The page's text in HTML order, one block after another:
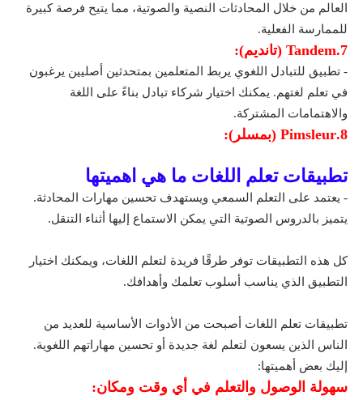
العالم من خلال المحادثات النصية والصوتية، مما يتيح فرصة كبيرة
للممارسة الفعلية.
7.Tandem (تانديم):
- تطبيق للتبادل اللغوي يربط المتعلمين بمتحدثين أصليين يرغبون
في تعلم لغتهم. يمكنك اختيار شركاء تبادل بناءً على اللغة
والاهتمامات المشتركة.
8.Pimsleur (بمسلر):
تطبيقات تعلم اللغات ما هي اهميتها
- يعتمد على التعلم السمعي ويستهدف تحسين مهارات المحادثة.
يتميز بالدروس الصوتية التي يمكن الاستماع إليها أثناء التنقل.
كل هذه التطبيقات توفر طرقًا فريدة لتعلم اللغات، ويمكنك اختيار
التطبيق الذي يناسب أسلوب تعلمك وأهدافك.
تطبيقات تعلم اللغات أصبحت من الأدوات الأساسية للعديد من
الناس الذين يسعون لتعلم لغة جديدة أو تحسين مهاراتهم اللغوية.
إليك بعض أهميتها:
سهولة الوصول والتعلم في أي وقت ومكان: